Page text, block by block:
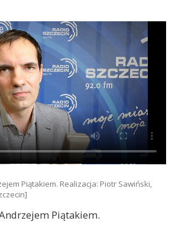
Piątakiem. Realizacja: Piotr Sawiński,
Piątakiem.